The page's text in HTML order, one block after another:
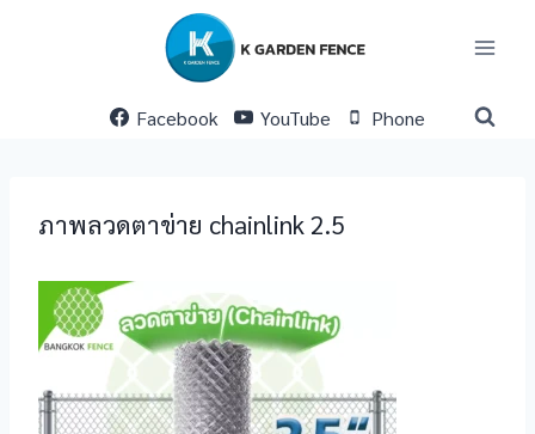
Facebook
YouTube Phone
ภาพลวดตาข่าย chainlink 2.5